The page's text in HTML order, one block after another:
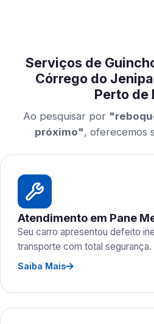
Serviços de
Córrego do
Perto de
Ao pesquisar por
próximo", oferecemos
Atendimento em Pane
Seu carro apresentou defeito
transporte com total segurança.
Saiba Mais